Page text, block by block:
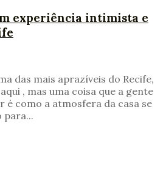
experiência intimista e
das mais aprazíveis do Recife,
, mas uma coisa que a gente
é como a atmosfera da casa se